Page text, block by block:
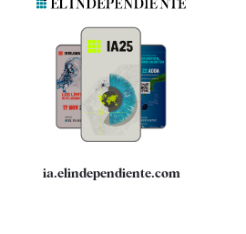
Quiénes somos
Especificaciones
ia.elindependiente.com